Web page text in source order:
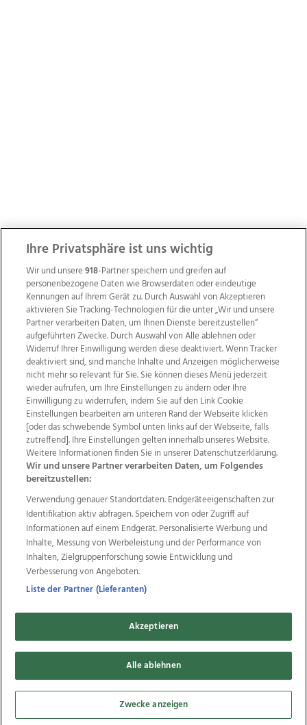
Wir über uns Mediadaten Kontakt
Jobs
Datenschutz
Impressum
AGB Anzeigekunden
AGB Website
Ehrenkodex Politische Werbung
Weitere Angebote des Medienhauses Wimmer
TV1 di-mog-i.at OÖNow
Ischler Woche
Life Radio
OÖNachrichten
OÖN Immobilien
OÖN Karriere
OÖN Reise
Promenaden Galerien
Regionaljobs
wasistlos.at
Copyrights © 2026 Tips Zeitungs GmbH & Co KG
developed by11x11.net
Cookie Einstellungen bearbeiten
Ihre Privatsphäre ist uns wichtig
Wir und unsere918-Partner speichern und greifen auf
personenbezogene Daten wie Browserdaten oder eindeutige
Kennungen auf Ihrem Gerät zu. Durch Auswahl von Akzeptieren
aktivieren Sie Tracking-Technologien für die unter „Wir und unsere
Partner verarbeiten Daten, um Ihnen Dienste bereitzustellen“
aufgeführten Zwecke. Durch Auswahl von Alle ablehnen oder
Widerruf Ihrer Einwilligung werden diese deaktiviert. Wenn Tracker
deaktiviert sind, sind manche Inhalte und Anzeigen möglicherweise
nicht mehr so relevant für Sie. Sie können dieses Menü jederzeit
wieder aufrufen, um Ihre Einstellungen zu ändern oder Ihre
Einwilligung zu widerrufen, indem Sie auf den Link Cookie
Einstellungen bearbeiten am unteren Rand der Webseite klicken
[oder das schwebende Symbol unten links auf der Webseite, falls
zutreffend]. Ihre Einstellungen gelten innerhalb unseres Website.
Weitere Informationen finden Sie in unserer Datenschutzerklärung.
Wir und unsere Partner verarbeiten Daten, um Folgendes
bereitzustellen:
Verwendung genauer Standortdaten. Endgeräteeigenschaften zur
Identifikation aktiv abfragen. Speichern von oder Zugriff auf
Informationen auf einem Endgerät. Personalisierte Werbung und
Inhalte, Messung von Werbeleistung und der Performance von
Inhalten, Zielgruppenforschung sowie Entwicklung und
Verbesserung von Angeboten.
Liste der Partner (Lieferanten)
Akzeptieren
Alle ablehnen
Zwecke anzeigen